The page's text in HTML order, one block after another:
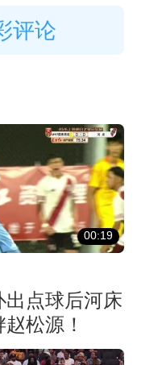
评论
00:19
出点球后河床
松源！